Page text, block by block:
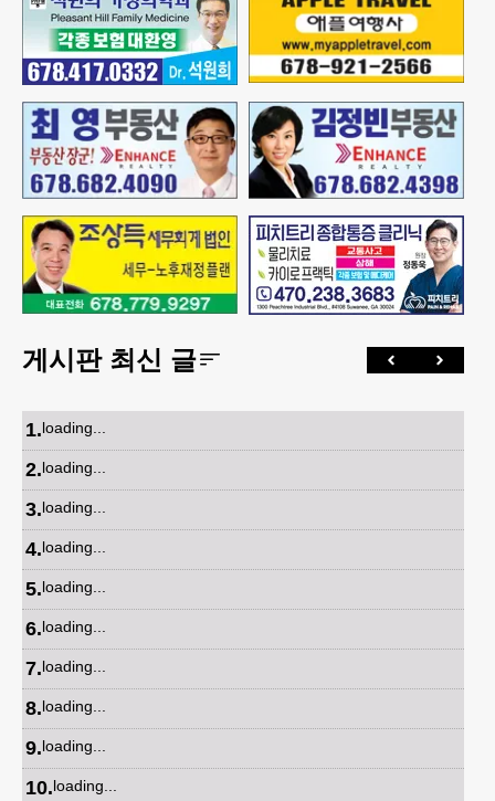
게시판 최신 글
1.loading...
2.loading...
3.loading...
4.loading...
5.loading...
6.loading...
7.loading...
8.loading...
9.loading...
10.loading...